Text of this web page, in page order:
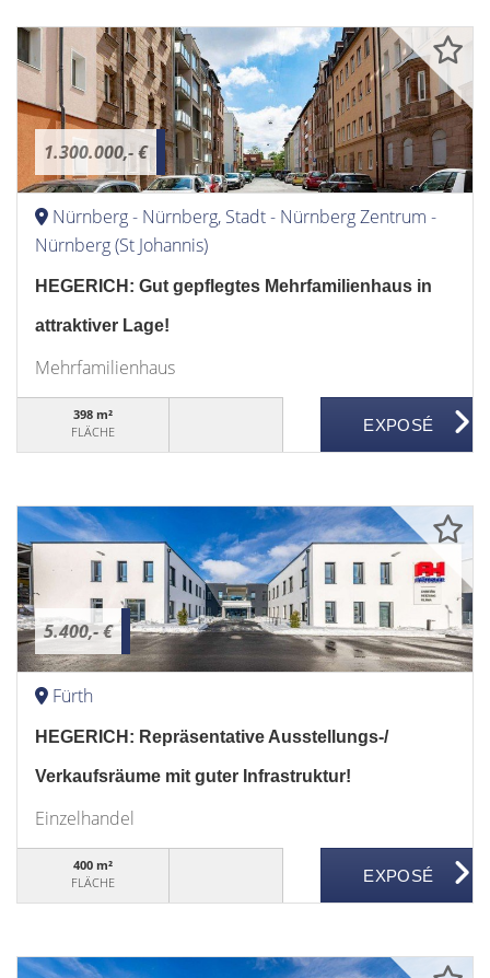
1.300.000,- €
Nürnberg - Nürnberg, Stadt - Nürnberg Zentrum -
Nürnberg (St Johannis)
HEGERICH: Gut gepflegtes Mehrfamilienhaus in
attraktiver Lage!
Mehrfamilienhaus
398 m²
FLÄCHE
5.400,- €
Fürth
HEGERICH: Repräsentative Ausstellungs-/
Verkaufsräume mit guter Infrastruktur!
Einzelhandel
400 m²
FLÄCHE